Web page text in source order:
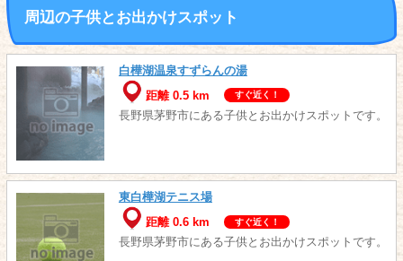
周辺の子供とお出かけスポット
白樺湖温泉すずらんの湯
距離 0.5 km
すぐ近く！
長野県茅野市にある子供とお出かけスポットです。
東白樺湖テニス場
距離 0.6 km
すぐ近く！
長野県茅野市にある子供とお出かけスポットです。